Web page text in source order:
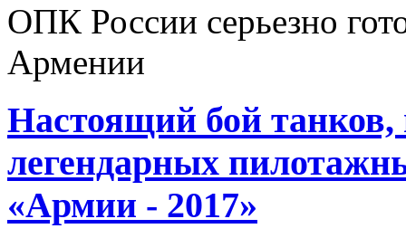
ОПК России серьезно
Армении
Настоящий бой
легендарных
«Армии - 2017»